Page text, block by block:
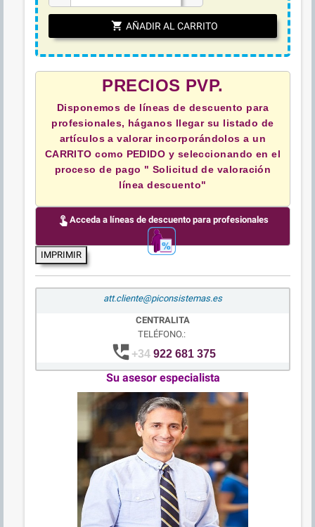
shopping_cart AÑADIR AL CARRITO
PRECIOS PVP.
Disponemos de líneas de descuento para
profesionales, háganos llegar su listado de
artículos a valorar incorporándolos a un
CARRITO como PEDIDO y seleccionando en el
proceso de pago " Solicitud de valoración
línea descuento"
touch_app Acceda a líneas de descuento para profesionales
IMPRIMIR
att.cliente@piconsistemas.es
CENTRALITA
TELÉFONO.:
perm_phone_msg+34 922 681 375
Su asesor especialista